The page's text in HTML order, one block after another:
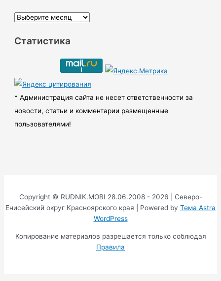
А
х
ы
Статистика
* Администрация сайта не несет ответственности за
новости, статьи и комментарии размещенные
пользователями!
Copyright © RUDNIK.MOBI 28.06.2008 - 2026 | Северо-
Енисейский округ Красноярского края | Powered by Тема Astra
WordPress
Копирование материалов разрешается только соблюдая
Правила